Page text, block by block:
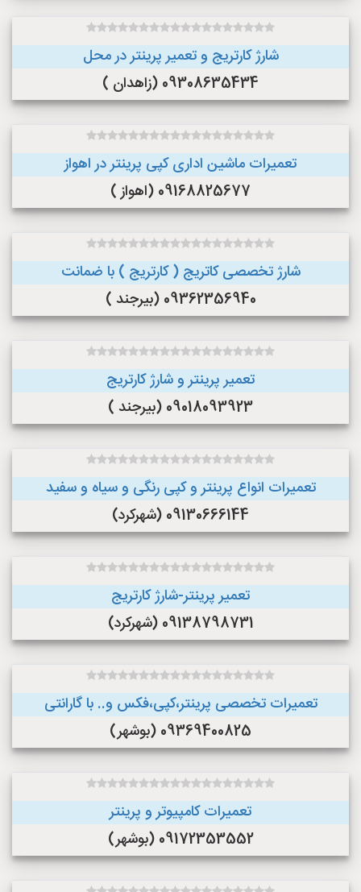
شارژ کارتریج و تعمیر پرینتر در محل
09308635434 (زاهدان )
تعمیرات ماشین اداری کپی پرینتر در اهواز
09168825677 (اهواز )
شارژ تخصصی کاتریج ( کارتریج ) با ضمانت
09362356940 (بیرجند )
تعمیر پرینتر و شارژ کارتریج
09018093923 (بیرجند )
تعمیرات انواع پرینتر و کپی رنگی و سیاه و سفید
09130666144 (شهرکرد)
تعمیر پرینتر-شارژ کارتریج
09138798731 (شهرکرد)
تعمیرات تخصصی پرینتر،کپی،فکس و.. با گارانتی
09369400825 (بوشهر)
تعمیرات کامپیوتر و پرینتر
09172353552 (بوشهر)